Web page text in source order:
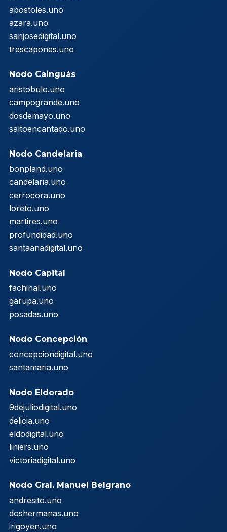
apostoles.uno
azara.uno
sanjosedigital.uno
trescapones.uno
Nodo Cainguás
aristobulo.uno
campogrande.uno
dosdemayo.uno
saltoencantado.uno
Nodo Candelaria
bonpland.uno
candelaria.uno
cerrocora.uno
loreto.uno
martires.uno
profundidad.uno
santaanadigital.uno
Nodo Capital
fachinal.uno
garupa.uno
posadas.uno
Nodo Concepción
concepciondigital.uno
santamaria.uno
Nodo Eldorado
9dejuliodigital.uno
delicia.uno
eldodigital.uno
liniers.uno
victoriadigital.uno
Nodo Gral. Manuel Belgrano
andresito.uno
doshermanas.uno
irigoyen.uno